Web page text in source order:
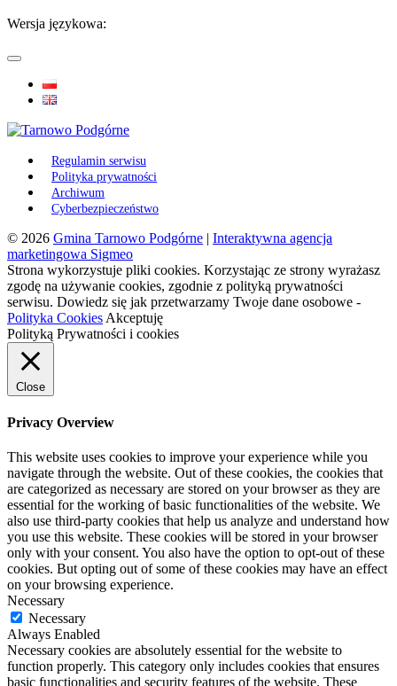
Wersja językowa:
Regulamin serwisu
Polityka prywatności
Archiwum
Cyberbezpieczeństwo
© 2026 Gmina Tarnowo Podgórne | Interaktywna agencja
marketingowa Sigmeo
Strona wykorzystuje pliki cookies. Korzystając ze strony wyrażasz
zgodę na używanie cookies, zgodnie z polityką prywatności
serwisu. Dowiedz się jak przetwarzamy Twoje dane osobowe -
Polityka Cookies Akceptuję
Polityką Prywatności i cookies
Close
Privacy Overview
This website uses cookies to improve your experience while you
navigate through the website. Out of these cookies, the cookies that
are categorized as necessary are stored on your browser as they are
essential for the working of basic functionalities of the website. We
also use third-party cookies that help us analyze and understand how
you use this website. These cookies will be stored in your browser
only with your consent. You also have the option to opt-out of these
cookies. But opting out of some of these cookies may have an effect
on your browsing experience.
Necessary
Necessary
Always Enabled
Necessary cookies are absolutely essential for the website to
function properly. This category only includes cookies that ensures
basic functionalities and security features of the website. These